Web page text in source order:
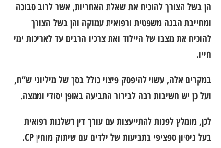
הן בשל הצורך להוכיח את שאלת האחריות, אשר לרוב סבוכה
ומחייבת הבנה משפטית ורפואית עמוקה והן בשל הצורך
להוכיח את מצבו של היילוד ואת צרכיו הרבים עד לאריכות ימי
חייו.
במקרים אלה, עשוי להיפסק פיצוי כולל בסך של מיליוני ש”ח,
ועל כן יש חשיבות רבה לבירור התביעה באופן יסודי וממצה.
לכן, מומלץ לפנות להתייעצות עם עורך דין רשלנות רפואית
בעל ניסיון ספציפי בתביעות של ילדים עם שיתוק מוחין CP.